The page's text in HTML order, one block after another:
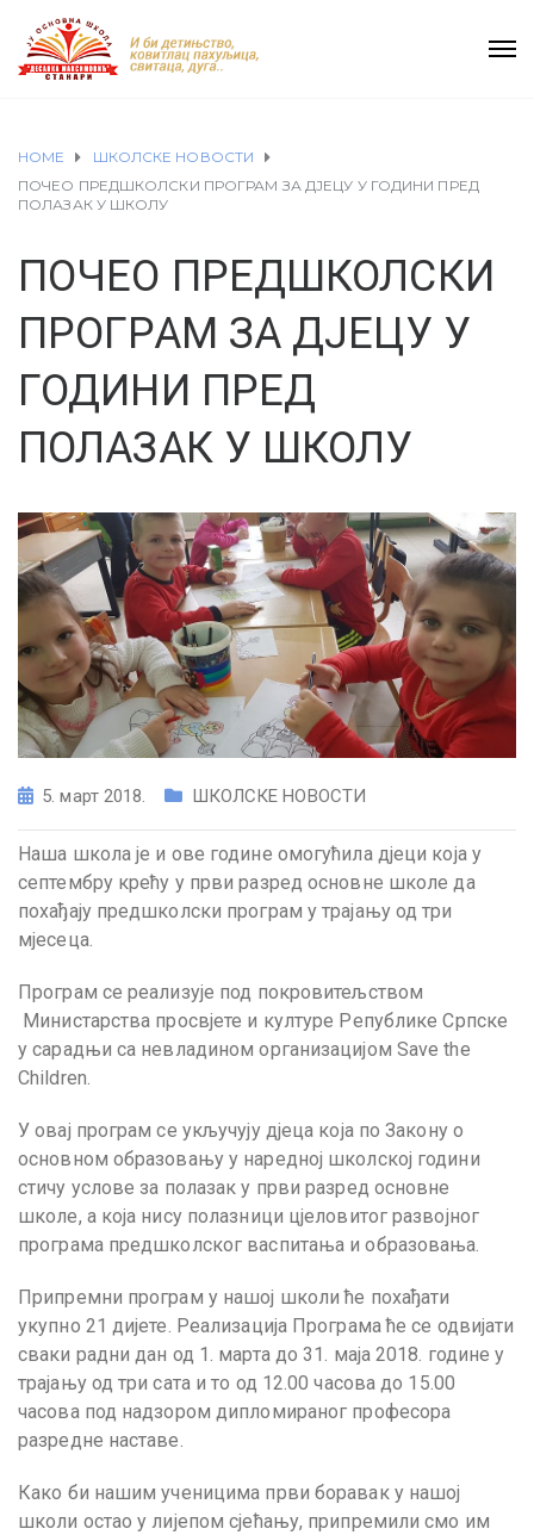
HOME
ШКОЛСКЕ НОВОСТИ
ПОЧЕО ПРЕДШКОЛСКИ ПРОГРАМ ЗА ДЈЕЦУ У ГОДИНИ ПРЕД
ПОЛАЗАК У ШКОЛУ
ПОЧЕО ПРЕДШКОЛСКИ
ПРОГРАМ ЗА ДЈЕЦУ У
ГОДИНИ ПРЕД
ПОЛАЗАК У ШКОЛУ
5. март 2018. ШКОЛСКЕ НОВОСТИ
Наша школа је и ове године омогућила дјеци која у
септембру крећу у први разред основне школе да
похађају предшколски програм у трајању од три
мјесеца.
Програм се реализује под покровитељством
Министарства просвјете и културе Републике Српске
у сарадњи са невладином организацијом Save the
Children.
У овај програм се укључују дјеца која по Закону о
основном образовању у наредној школској години
стичу услове за полазак у први разред основне
школе, а која нису полазници цјеловитог развојног
програма предшколског васпитања и образовања.
Припремни програм у нашој школи ће похађати
укупно 21 дијете. Реализација Програма ће се одвијати
сваки радни дан од 1. марта до 31. маја 2018. године у
трајању од три сата и то од 12.00 часова до 15.00
часова под надзором дипломираног професора
разредне наставе.
Како би нашим ученицима први боравак у нашој
школи остао у лијепом сјећању, припремили смо им